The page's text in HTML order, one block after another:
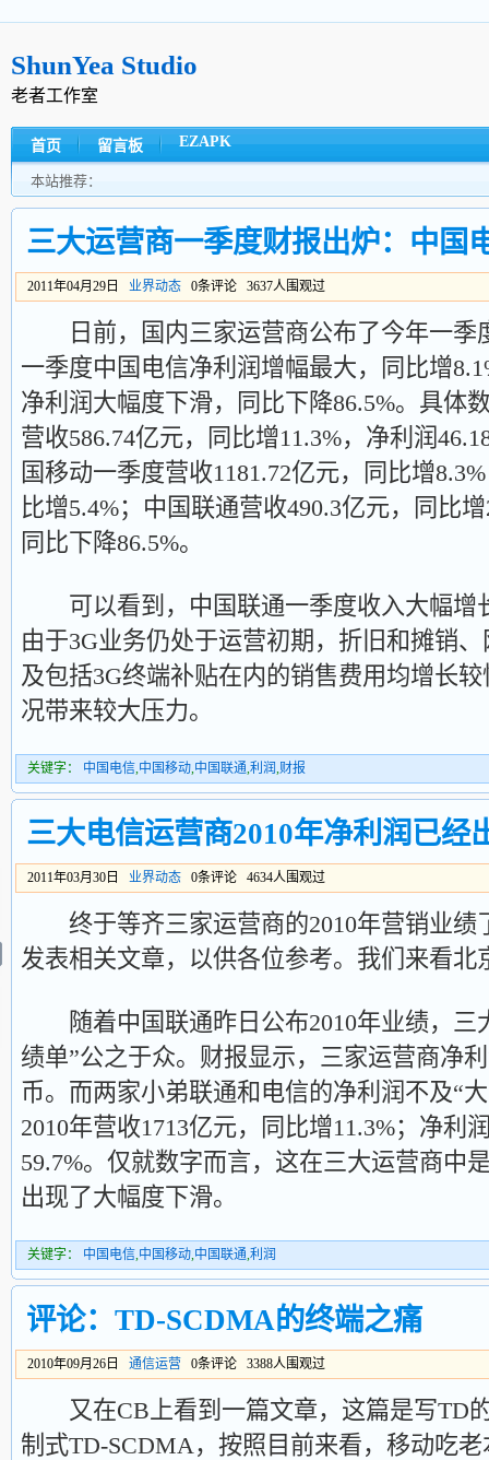
ShunYea Studio
老者工作室
首页 留言板 EZAPK
本站推荐：
三大运营商一季度财报出炉：中国
2011年04月29日 业界动态 0条评论 3637人围观过
日前，国内三家运营商公布了今年一季
一季度中国电信净利润增幅最大，同比增
净利润大幅度下滑，同比下降86.5%。具体
营收586.74亿元，同比增11.3%，净利润
国移动一季度营收1181.72亿元，同比增
比增5.4%；中国联通营收490.3亿元，同比
同比下降86.5%。
可以看到，中国联通一季度收入大幅增
由于3G业务仍处于运营初期，折旧和摊销
及包括3G终端补贴在内的销售费用均增长
况带来较大压力。
关键字： 中国电信,中国移动,中国联通,利润,财报
三大电信运营商2010年净利润已
2011年03月30日 业界动态 0条评论 4634人围观过
终于等齐三家运营商的2010年营销业绩
发表相关文章，以供各位参考。我们来看北
随着中国联通昨日公布2010年业绩，三
绩单”公之于众。财报显示，三家运营商净
币。而两家小弟联通和电信的净利润不及“
2010年营收1713亿元，同比增11.3%；净利
59.7%。仅就数字而言，这在三大运营商中
出现了大幅度下滑。
关键字： 中国电信,中国移动,中国联通,利润
评论：TD-SCDMA的终端之痛
2010年09月26日 通信运营 0条评论 3388人围观过
又在CB上看到一篇文章，这篇是写TD
制式TD-SCDMA，按照目前来看，移动吃